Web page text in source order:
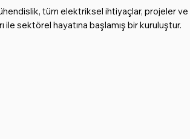
tüm elektriksel ihtiyaçlar, projeler ve
ile sektörel hayatına başlamış bir kuruluştur.